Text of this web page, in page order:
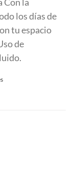
los días de
tu espacio
de